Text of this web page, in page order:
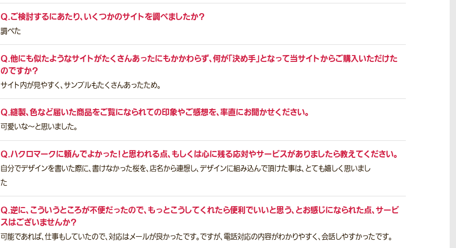
Q.ご検討するにあたり、いくつかのサイトを調べましたか？
調べた
Q.他にも似たようなサイトがたくさんあったにもかかわらず、何が「決め手」となって当サイトからご購入いただけた
のですか？
サイト内が見やすく、サンプルもたくさんあったため。
Q.縫製、色など届いた商品をご覧になられての印象やご感想を、率直にお聞かせください。
可愛いな〜と思いました。
Q.ハクロマークに頼んでよかった！と思われる点、もしくは心に残る応対やサービスがありましたら教えてください。
自分でデザインを書いた際に、書けなかった桜を、店名から連想し、デザインに組み込んで頂けた事は、とても嬉しく思いまし
た
Q.逆に、こういうところが不便だったので、もっとこうしてくれたら便利でいいと思う、とお感じになられた点、サービ
スはございませんか？
可能であれば、仕事もしていたので、対応はメールが良かったです。ですが、電話対応の内容がわかりやすく、会話しやすかったです。